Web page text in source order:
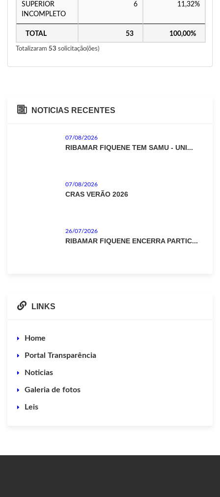
SUPERIOR
INCOMPLETO
6 11,32%
TOTAL 53 100,00%
Totalizaram 53 solicitação(ões)
NOTICIAS RECENTES
07/08/2026
RIBAMAR FIQUENE TEM SAMU - UNI...
07/08/2026
CRAS VERÃO 2026
26/07/2026
RIBAMAR FIQUENE ENCERRA PARTIC...
LINKS
Home
Portal Transparência
Noticias
Galeria de fotos
Leis